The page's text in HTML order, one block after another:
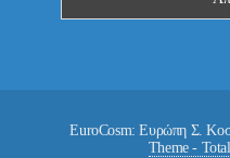
EuroCosm: Ευρώπη Σ.
Theme -